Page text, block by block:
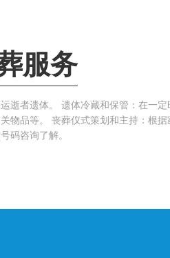
服务
逝者遗体。 遗体冷藏和保管：在一
物品等。 丧葬仪式策划和主持：根
码咨询了解。